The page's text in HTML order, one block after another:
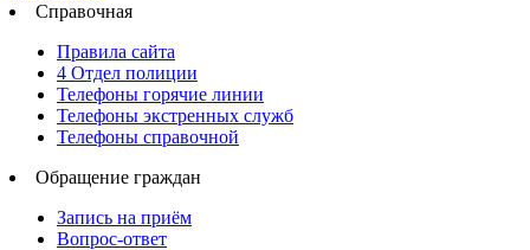
Справочная
Правила сайта
4 Отдел полиции
Телефоны горячие линии
Телефоны экстренных служб
Телефоны справочной
Обращение граждан
Запись на приём
Вопрос-ответ